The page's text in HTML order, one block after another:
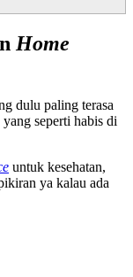
Home
dulu paling terasa
seperti habis di
untuk kesehatan,
ya kalau ada